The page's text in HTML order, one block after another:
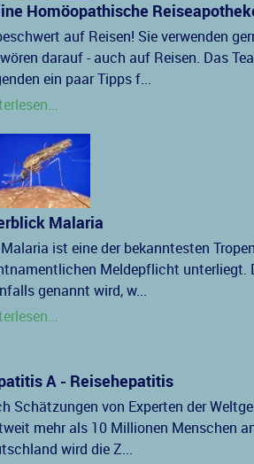
Homöopathische
auf Reisen! Sie verwenden
darauf - auch auf Reisen. Das
ein paar Tipps f...
Malaria
ist eine der bekanntesten
Meldepflicht unterliegt.
genannt wird, w...
A - Reisehepatitis
Schätzungen von Experten der
mehr als 10 Millionen Menschen
wird die Z...